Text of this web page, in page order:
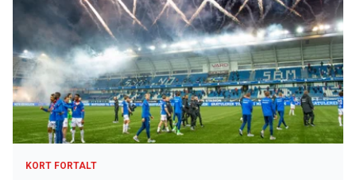
KORT FORTALT